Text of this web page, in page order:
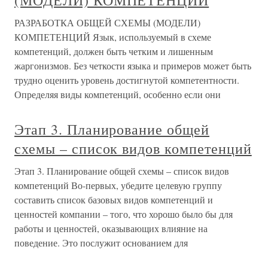
РАЗРАБОТКА ОБЩЕЙ СХЕМЫ (МОДЕЛИ)
КОМПЕТЕНЦИЙ Язык, используемый в схеме
компетенций, должен быть четким и лишенным
жаргонизмов. Без четкости языка и примеров может быть
трудно оценить уровень достигнутой компетентности.
Определяя виды компетенций, особенно если они
Этап 3. Планирование общей
схемы – список видов компетенций
Этап 3. Планирование общей схемы – список видов
компетенций Во-первых, убедите целевую группу
составить список базовых видов компетенций и
ценностей компании – того, что хорошо было бы для
работы и ценностей, оказывающих влияние на
поведение. Это послужит основанием для